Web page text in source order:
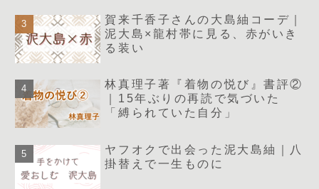
賀来千香子さんの大島紬コーデ｜
泥大島×龍村帯に見る、赤がいき
る装い
林真理子著『着物の悦び』書評②
｜15年ぶりの再読で気づいた
「縛られていた自分」
ヤフオクで出会った泥大島紬｜八
掛替えで一生ものに